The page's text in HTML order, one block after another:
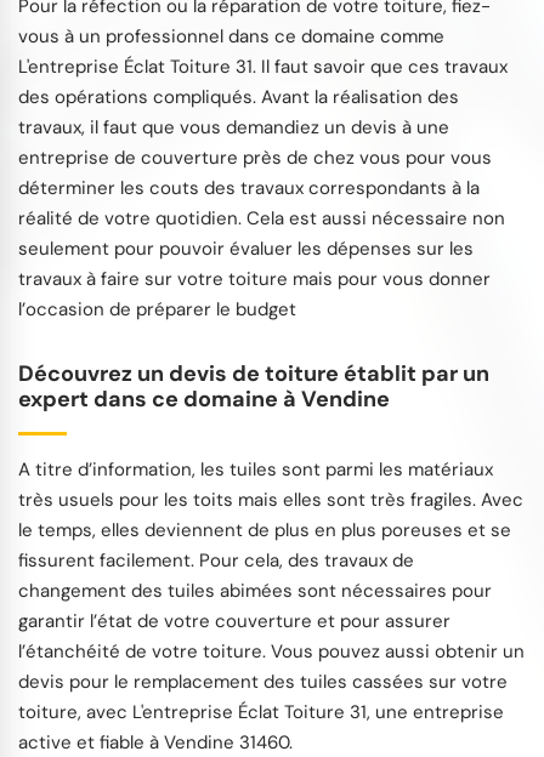
Pour la réfection ou la réparation de votre toiture, fiez-
vous à un professionnel dans ce domaine comme
L'entreprise Éclat Toiture 31. Il faut savoir que ces travaux
des opérations compliqués. Avant la réalisation des
travaux, il faut que vous demandiez un devis à une
entreprise de couverture près de chez vous pour vous
déterminer les couts des travaux correspondants à la
réalité de votre quotidien. Cela est aussi nécessaire non
seulement pour pouvoir évaluer les dépenses sur les
travaux à faire sur votre toiture mais pour vous donner
l’occasion de préparer le budget
Découvrez un devis de toiture établit par un
expert dans ce domaine à Vendine
A titre d’information, les tuiles sont parmi les matériaux
très usuels pour les toits mais elles sont très fragiles. Avec
le temps, elles deviennent de plus en plus poreuses et se
fissurent facilement. Pour cela, des travaux de
changement des tuiles abimées sont nécessaires pour
garantir l’état de votre couverture et pour assurer
l’étanchéité de votre toiture. Vous pouvez aussi obtenir un
devis pour le remplacement des tuiles cassées sur votre
toiture, avec L'entreprise Éclat Toiture 31, une entreprise
active et fiable à Vendine 31460.